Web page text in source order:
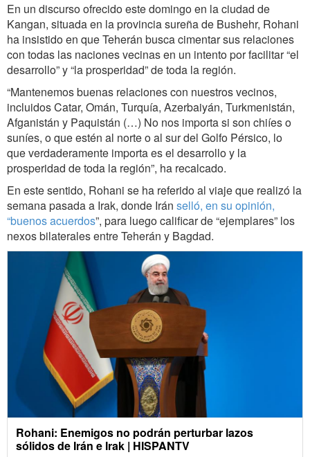
En un discurso ofrecido este domingo en la ciudad de
Kangan, situada en la provincia sureña de Bushehr, Rohani
ha insistido en que Teherán busca cimentar sus relaciones
con todas las naciones vecinas en un intento por facilitar “el
desarrollo” y “la prosperidad” de toda la región.
“Mantenemos buenas relaciones con nuestros vecinos,
incluidos Catar, Omán, Turquía, Azerbaiyán, Turkmenistán,
Afganistán y Paquistán (…) No nos importa si son chiíes o
suníes, o que estén al norte o al sur del Golfo Pérsico, lo
que verdaderamente importa es el desarrollo y la
prosperidad de toda la región”, ha recalcado.
En este sentido, Rohani se ha referido al viaje que realizó la
semana pasada a Irak, donde Irán selló, en su opinión,
“buenos acuerdos”, para luego calificar de “ejemplares” los
nexos bilaterales entre Teherán y Bagdad.
Rohani: Enemigos no podrán perturbar lazos
sólidos de Irán e Irak | HISPANTV